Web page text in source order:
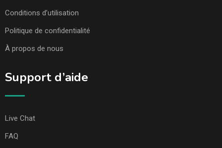
Conditions d’utilisation
Politique de confidentialité
À propos de nous
Support d’aide
Live Chat
FAQ